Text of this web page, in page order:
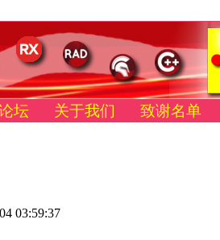
坛 关于我们 致谢名单
03:59:37